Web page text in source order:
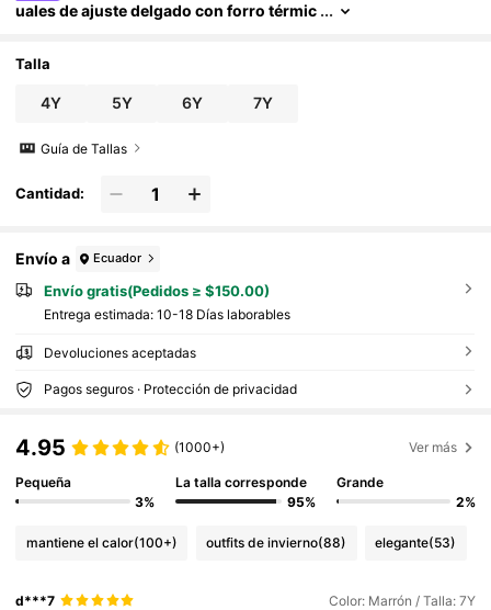
uales de ajuste delgado con forro térmic
Talla
4Y 5Y 6Y 7Y
Guía de Tallas
Cantidad:
Envío a Ecuador
Envío gratis(Pedidos ≥ $150.00)
Entrega estimada: 10-18 Días laborables
Devoluciones aceptadas
Pagos seguros · Protección de privacidad
4.95 (1000+) Ver más
Pequeña
3%
La talla corresponde
95%
Grande
2%
mantiene el calor(100+) outfits de invierno(88) elegante(53)
d***7 Color: Marrón / Talla: 7Y